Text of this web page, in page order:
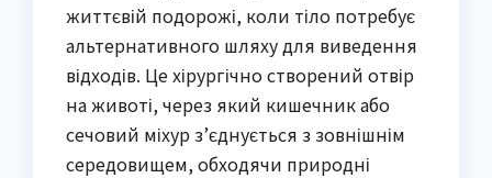
життєвій подорожі, коли тіло потребує
альтернативного шляху для виведення
відходів. Це хірургічно створений отвір
на животі, через який кишечник або
сечовий міхур з’єднується з зовнішнім
середовищем, обходячи природні